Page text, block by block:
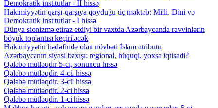
Demokratik institutlar - II hissə
Hakimiyyətin qarşı-qarşıya qoyduğu üç məktəb: Milli, Dini və
Demokratik institutlar - I hissə
Dünya sionizmə etiraz etdiyi bir vaxtda Azərbaycanda ravvinlərin
böyük toplantısı keçiriləcək
Hakimiyyətin hədəfində olan növbəti İslam atributu
Azərbaycanın siyasi baxışı: regional, hüquqi, yoxsa iqtisadi?
Qələbə mütləqdir 5-ci, sonuncu hissə
Qələbə mütləqdir. 4-cü hissə
Qələbə mütləqdir. 3-cü hissə
Qələbə mütləqdir. 2-ci hissə
Qələbə mütləqdir. 1-ci hissə